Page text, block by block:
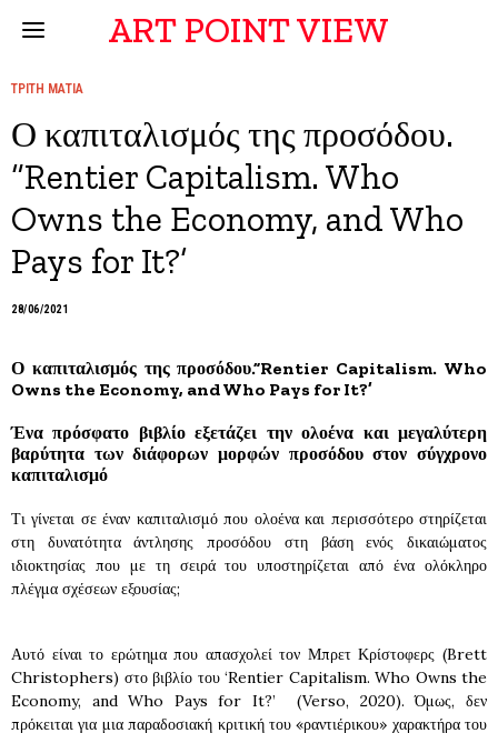
ART POINT VIEW
ΤΡΙΤΗ ΜΑΤΙΑ
Ο καπιταλισμός της προσόδου.
“Rentier Capitalism. Who
Owns the Economy, and Who
Pays for It?’
28/06/2021
Ο καπιταλισμός της προσόδου.”Rentier Capitalism. Who
Owns the Economy, and Who Pays for It?’
Ένα πρόσφατο βιβλίο εξετάζει την ολοένα και μεγαλύτερη
βαρύτητα των διάφορων μορφών προσόδου στον σύγχρονο
καπιταλισμό
Τι γίνεται σε έναν καπιταλισμό που ολοένα και περισσότερο στηρίζεται
στη δυνατότητα άντλησης προσόδου στη βάση ενός δικαιώματος
ιδιοκτησίας που με τη σειρά του υποστηρίζεται από ένα ολόκληρο
πλέγμα σχέσεων εξουσίας;
Αυτό είναι το ερώτημα που απασχολεί τον Μπρετ Κρίστοφερς (Brett
Christophers) στο βιβλίο του ‘Rentier Capitalism. Who Owns the
Economy, and Who Pays for It?’ (Verso, 2020). Όμως, δεν
πρόκειται για μια παραδοσιακή κριτική του «ραντιέρικου» χαρακτήρα του